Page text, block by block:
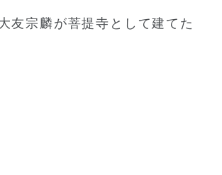
友宗麟が菩提寺として建てた